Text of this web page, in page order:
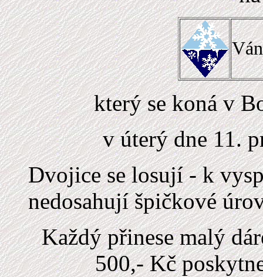
který se koná v
v úterý dne 11.
Dvojice se losují - k
nedosahují špičkové
Každý přinese malý
500,- Kč